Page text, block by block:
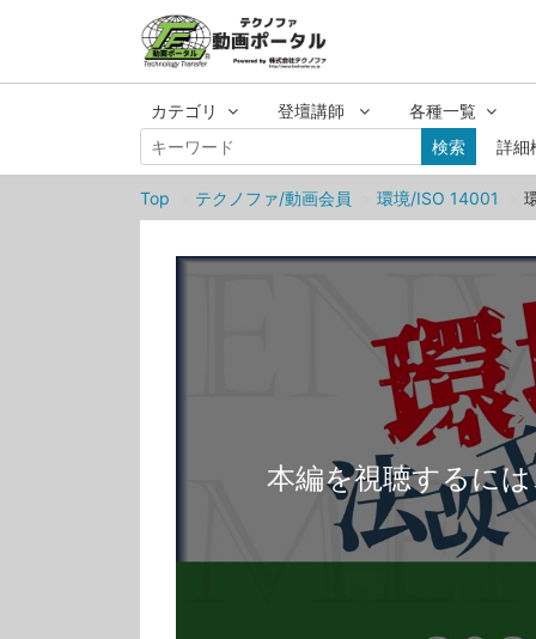
カテゴリ 登壇講師
各種一覧
検索
詳
Top テクノファ/動画会員 環境/ISO 14001
本編を視聴するに